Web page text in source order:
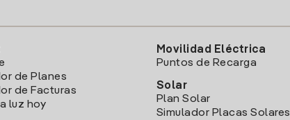
de Planes
de Facturas
luz hoy
Movilidad Eléctrica
Puntos de Recarga
Solar
Plan Solar
Simulador Placas Solares